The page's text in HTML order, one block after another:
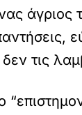
άγριος
τις